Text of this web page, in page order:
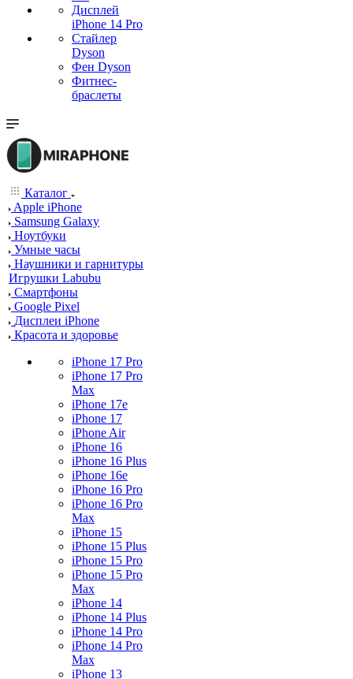
Дисплей
iPhone 14 Pro
Стайлер
Dyson
Фен Dyson
Фитнес-
браслеты
Каталог
Apple iPhone
Samsung Galaxy
Ноутбуки
Умные часы
Наушники и гарнитуры
Игрушки Labubu
Смартфоны
Google Pixel
Дисплеи iPhone
Красота и здоровье
iPhone 17 Pro
iPhone 17 Pro
Max
iPhone 17e
iPhone 17
iPhone Air
iPhone 16
iPhone 16 Plus
iPhone 16e
iPhone 16 Pro
iPhone 16 Pro
Max
iPhone 15
iPhone 15 Plus
iPhone 15 Pro
iPhone 15 Pro
Max
iPhone 14
iPhone 14 Plus
iPhone 14 Pro
iPhone 14 Pro
Max
iPhone 13